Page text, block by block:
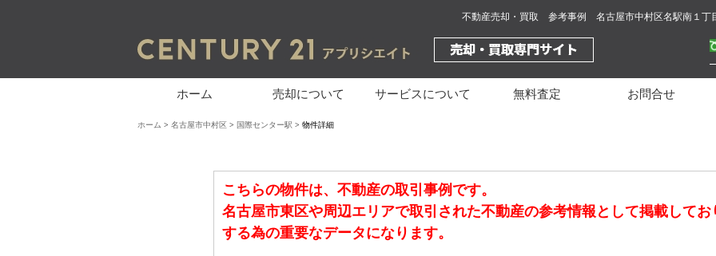
不動産売却・買取 参考事例 名古屋市中村区名駅南１
ホーム 売却について サービスについて 無料査定 お問合せ
ホーム > 名古屋市中村区 > 国際センター駅 > 物件詳細
こちらの物件は、不動産の取引事例です。
名古屋市東区や周辺エリアで取引された不動産の参考情報として掲載して
する為の重要なデータになります。